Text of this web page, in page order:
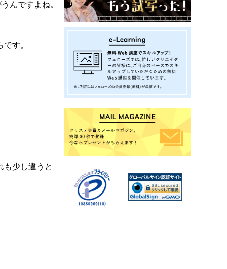
んですよね。
す。
も少し違うと